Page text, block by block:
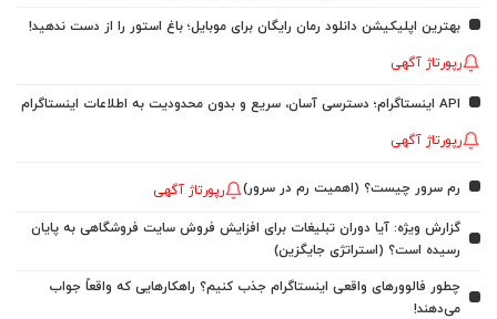
بهترین اپلیکیشن دانلود رمان رایگان برای موبایل؛ باغ استور را از دست ندهید!
رپورتاژ آگهی
API اینستاگرام؛ دسترسی آسان، سریع و بدون محدودیت به اطلاعات اینستاگرام
رپورتاژ آگهی
رم سرور چیست؟ (اهمیت رم در سرور) رپورتاژ آگهی
گزارش ویژه: آیا دوران تبلیغات برای افزایش فروش سایت فروشگاهی به پایان
رسیده است؟ (استراتژی جایگزین)
چطور فالوورهای واقعی اینستاگرام جذب کنیم؟ راهکارهایی که واقعاً جواب
می‌دهند!